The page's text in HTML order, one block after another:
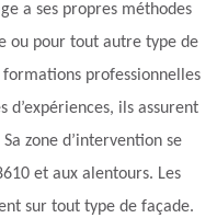
a ses propres méthodes
ou pour tout autre type de
professionnelles
d’expériences, ils assurent
zone d’intervention se
et aux alentours. Les
sur tout type de façade.